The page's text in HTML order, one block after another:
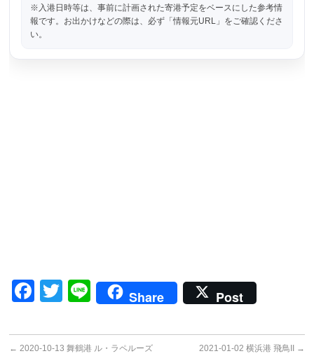
※入港日時等は、事前に計画された寄港予定をベースにした参考情
報です。お出かけなどの際は、必ず「情報元URL」をご確認くださ
い。
Facebook
Twitter
LineShare Post
← 2020-10-13 舞鶴港 ル・ラペルーズ 2021-01-02 横浜港 飛鳥II →